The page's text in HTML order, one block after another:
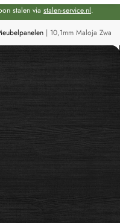
stalen via stalen-service.nl.
| 10,1mm Maloja Zwart